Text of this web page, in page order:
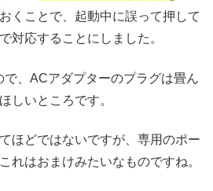
くことで、起動中に誤って押して
対応することにしました。
、ACアダプターのプラグは畳ん
しいところです。
ほどではないですが、専用のポー
れはおまけみたいなものですね。